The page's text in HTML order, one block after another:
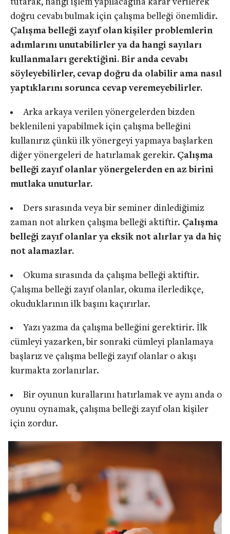
tutarak, hangi işlem yapılacağına karar verilerek
doğru cevabı bulmak için çalışma belleği önemlidir.
Çalışma belleği zayıf olan kişiler problemlerin
adımlarını unutabilirler ya da hangi sayıları
kullanmaları gerektiğini. Bir anda cevabı
söyleyebilirler, cevap doğru da olabilir ama nasıl
yaptıklarını sorunca cevap veremeyebilirler.
Arka arkaya verilen yönergelerden bizden
beklenileni yapabilmek için çalışma belleğini
kullanırız çünkü ilk yönergeyi yapmaya başlarken
diğer yönergeleri de hatırlamak gerekir. Çalışma
belleği zayıf olanlar yönergelerden en az birini
mutlaka unuturlar.
Ders sırasında veya bir seminer dinlediğimiz
zaman not alırken çalışma belleği aktiftir. Çalışma
belleği zayıf olanlar ya eksik not alırlar ya da hiç
not alamazlar.
Okuma sırasında da çalışma belleği aktiftir.
Çalışma belleği zayıf olanlar, okuma ilerledikçe,
okuduklarının ilk başını kaçırırlar.
Yazı yazma da çalışma belleğini gerektirir. İlk
cümleyi yazarken, bir sonraki cümleyi planlamaya
başlarız ve çalışma belleği zayıf olanlar o akışı
kurmakta zorlanırlar.
Bir oyunun kurallarını hatırlamak ve aynı anda o
oyunu oynamak, çalışma belleği zayıf olan kişiler
için zordur.